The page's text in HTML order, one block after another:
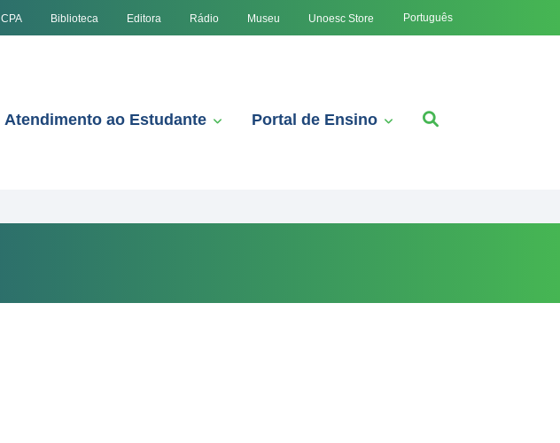
CPA Biblioteca Editora Rádio Museu Unoesc Store Português
Atendimento ao Estudante Portal de Ensino